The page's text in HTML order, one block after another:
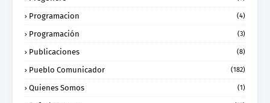
Programacion (4)
Programación (3)
Publicaciones (8)
Pueblo Comunicador (182)
Quienes Somos (1)